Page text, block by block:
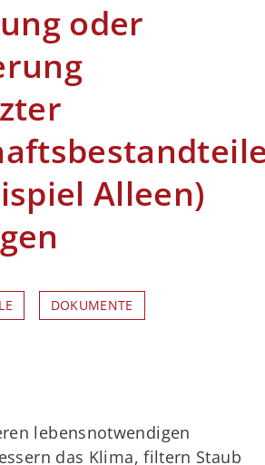
oder
Alleen)
DOKUMENTE
lebensnotwendigen
das Klima, filtern Staub